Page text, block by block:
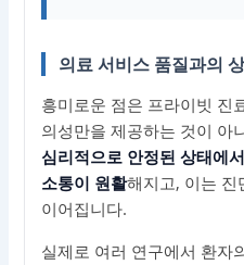
의료 서비스 품질과의
흥미로운 점은 프라이빗 진
의성만을 제공하는 것이 아
심리적으로 안정된 상태에
소통이 원활해지고, 이는 진
이어집니다.
실제로 여러 연구에서 환자